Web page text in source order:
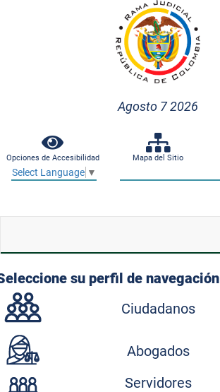
Agosto 7 2026
Opciones de Accesibilidad Mapa del Sitio
Select Language ▼
su perfil de navegación
Ciudadanos
Abogados
Servidores